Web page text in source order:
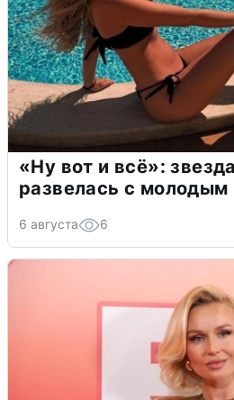
«Ну вот и всё»:
развелась с
6 августа 6